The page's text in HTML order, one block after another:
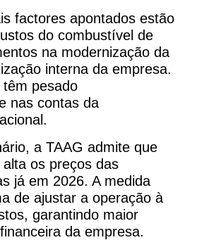
factores apontados estão
do combustível de
na modernização da
interna da empresa.
pesado
nas contas da
a TAAG admite que
os preços das
já em 2026. A medida
de ajustar a operação à
garantindo maior
da empresa.